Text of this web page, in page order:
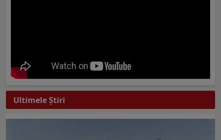
Ultimele Ştiri